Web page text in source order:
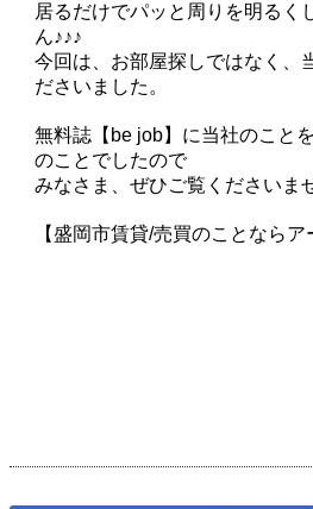
居るだけでパッと周りを明るく
ん♪♪♪
今回は、お部屋探しではなく、
ださいました。
無料誌【be job】に当社のこと
のことでしたので
みなさま、ぜひご覧くださいま
【盛岡市賃貸/売買のことならア